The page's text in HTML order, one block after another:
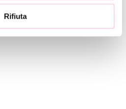
Rifiuta